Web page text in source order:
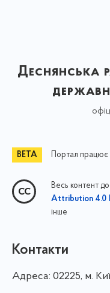
Деснянська
Портал
Весь контент
Attribution 4.0
інше
Контакти
Адреса: 02225, м.